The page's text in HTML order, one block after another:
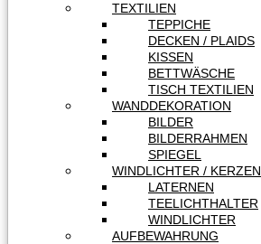
TEXTILIEN
TEPPICHE
DECKEN / PLAIDS
KISSEN
BETTWÄSCHE
TISCH TEXTILIEN
WANDDEKORATION
BILDER
BILDERRAHMEN
SPIEGEL
WINDLICHTER / KERZEN
LATERNEN
TEELICHTHALTER
WINDLICHTER
AUFBEWAHRUNG